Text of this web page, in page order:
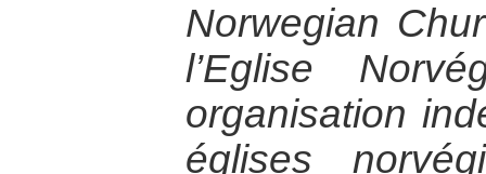
Norwegian
l’Eglise
organisation
églises